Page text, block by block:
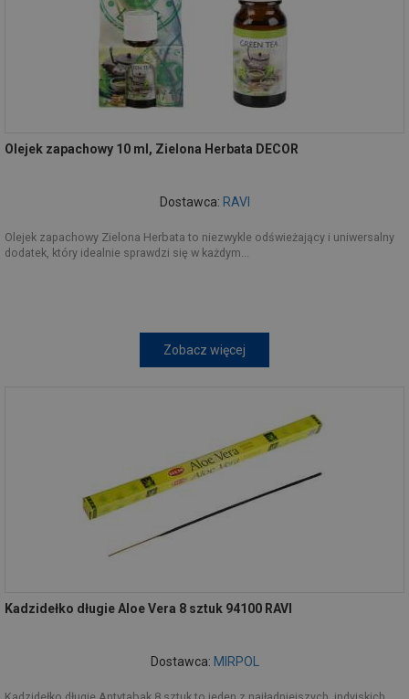
Olejek zapachowy 10 ml, Zielona Herbata DECOR
Dostawca: RAVI
Olejek zapachowy Zielona Herbata to niezwykle odświeżający i uniwersalny
dodatek, który idealnie sprawdzi się w każdym...
Zobacz więcej
Kadzidełko długie Aloe Vera 8 sztuk 94100 RAVI
Dostawca: MIRPOL